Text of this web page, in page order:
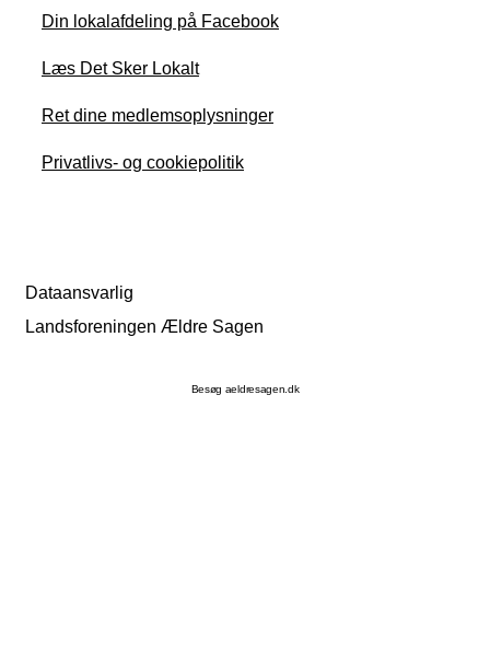
Din lokalafdeling på Facebook
Læs Det Sker Lokalt
Ret dine medlemsoplysninger
Privatlivs- og cookiepolitik
Dataansvarlig
Landsforeningen Ældre Sagen
Besøg aeldresagen.dk